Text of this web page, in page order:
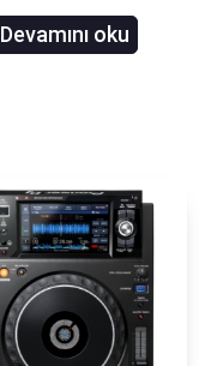
Devamını oku